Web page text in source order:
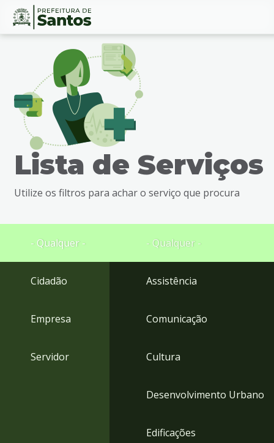
Ir
busca
Ir
rodapé
Conteúdo
Lista de Serviços
Utilize os filtros para achar o serviço que procura
- Qualquer -
Cidadão
Empresa
Servidor
- Qualquer -
Assistência
Comunicação
Cultura
Desenvolvimento Urbano
Edificações